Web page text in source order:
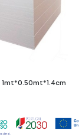
1mt*0.50mt*1.4cm